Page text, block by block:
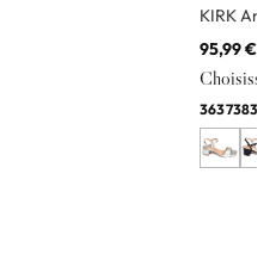
KIRK
95,99 €
36373839